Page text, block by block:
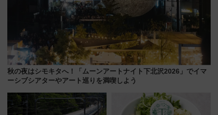
秋の夜はシモキタへ！「ムーンアートナイト下北沢2026」でイマ
ーシブシアターやアート巡りを満喫しよう